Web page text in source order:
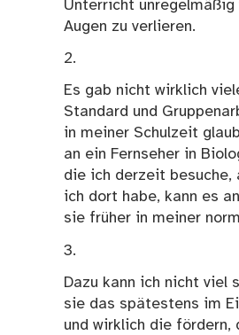
Unterricht
Augen zu verlieren.
2.
Es gab nicht wirklich
Standard und
in meiner Schulzeit
an ein Fernseher in
die ich derzeit besuche,
ich dort habe, kann es
sie früher in meiner
3.
Dazu kann ich nicht viel
sie das spätestens im
und wirklich die fördern,